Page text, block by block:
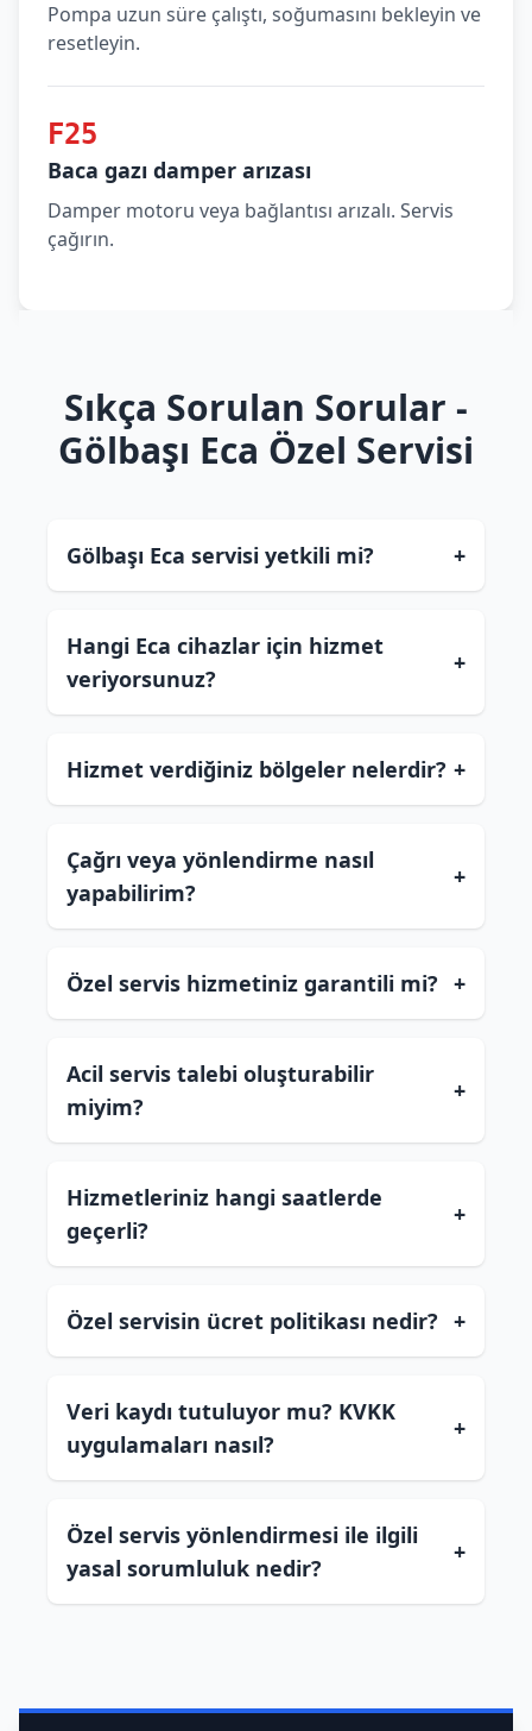
Pompa uzun süre çalıştı, soğumasını bekleyin ve
resetleyin.
F25
Baca gazı damper arızası
Damper motoru veya bağlantısı arızalı. Servis
çağırın.
Sıkça Sorulan Sorular -
Gölbaşı Eca Özel Servisi
Gölbaşı Eca servisi yetkili mi? +
Hangi Eca cihazlar için hizmet
veriyorsunuz?
+
Hizmet verdiğiniz bölgeler nelerdir? +
Çağrı veya yönlendirme nasıl
yapabilirim?
+
Özel servis hizmetiniz garantili mi? +
Acil servis talebi oluşturabilir
miyim?
+
Hizmetleriniz hangi saatlerde
geçerli?
+
Özel servisin ücret politikası nedir? +
Veri kaydı tutuluyor mu? KVKK
uygulamaları nasıl?
+
Özel servis yönlendirmesi ile ilgili
yasal sorumluluk nedir?
+